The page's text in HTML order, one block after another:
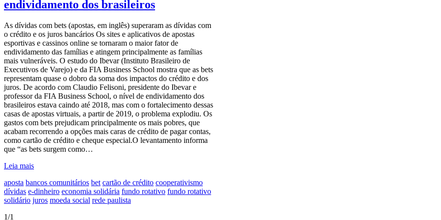
endividamento dos brasileiros
As dívidas com bets (apostas, em inglês) superaram as dívidas com
o crédito e os juros bancários Os sites e aplicativos de apostas
esportivas e cassinos online se tornaram o maior fator de
endividamento das famílias e atingem principalmente as famílias
mais vulneráveis. O estudo do Ibevar (Instituto Brasileiro de
Executivos de Varejo) e da FIA Business School mostra que as bets
representam quase o dobro da soma dos impactos do crédito e dos
juros. De acordo com Claudio Felisoni, presidente do Ibevar e
professor da FIA Business School, o nível de endividamento dos
brasileiros estava caindo até 2018, mas com o fortalecimento dessas
casas de apostas virtuais, a partir de 2019, o problema explodiu. Os
gastos com bets prejudicam principalmente os mais pobres, que
acabam recorrendo a opções mais caras de crédito de pagar contas,
como cartão de crédito e cheque especial.O levantamento informa
que “as bets surgem como…
Leia mais
aposta bancos comunitários bet cartão de crédito cooperativismo
dívidas e-dinheiro economia solidária fundo rotativo fundo rotativo
solidário juros moeda social rede paulista
1/1